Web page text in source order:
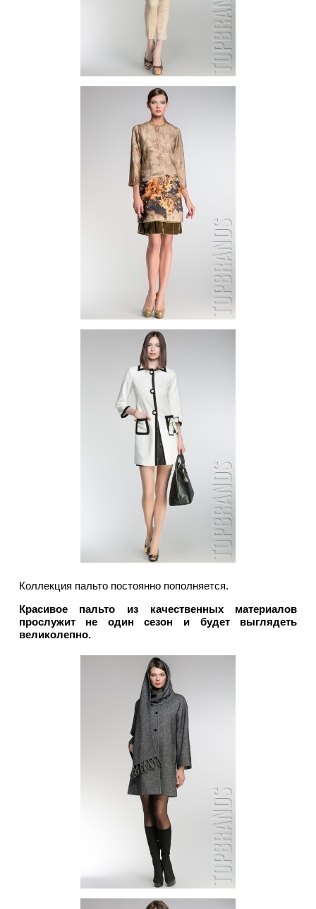
Коллекция пальто постоянно пополняется.
Красивое пальто из качественных материалов
прослужит не один сезон и будет выглядеть
великолепно.